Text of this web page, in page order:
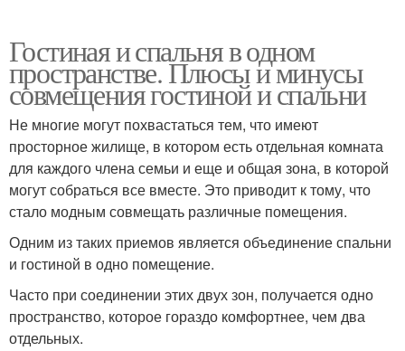
Гостиная и спальня в одном
пространстве. Плюсы и минусы
совмещения гостиной и спальни
Не многие могут похвастаться тем, что имеют
просторное жилище, в котором есть отдельная комната
для каждого члена семьи и еще и общая зона, в которой
могут собраться все вместе. Это приводит к тому, что
стало модным совмещать различные помещения.
Одним из таких приемов является объединение спальни
и гостиной в одно помещение.
Часто при соединении этих двух зон, получается одно
пространство, которое гораздо комфортнее, чем два
отдельных.